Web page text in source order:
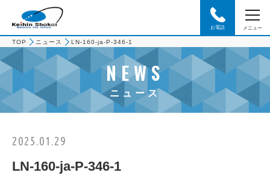
メニュー
お電話
TOP ニュース LN-160-ja-P-346-1
NEWS
ニュース
2025.01.29
LN-160-ja-P-346-1